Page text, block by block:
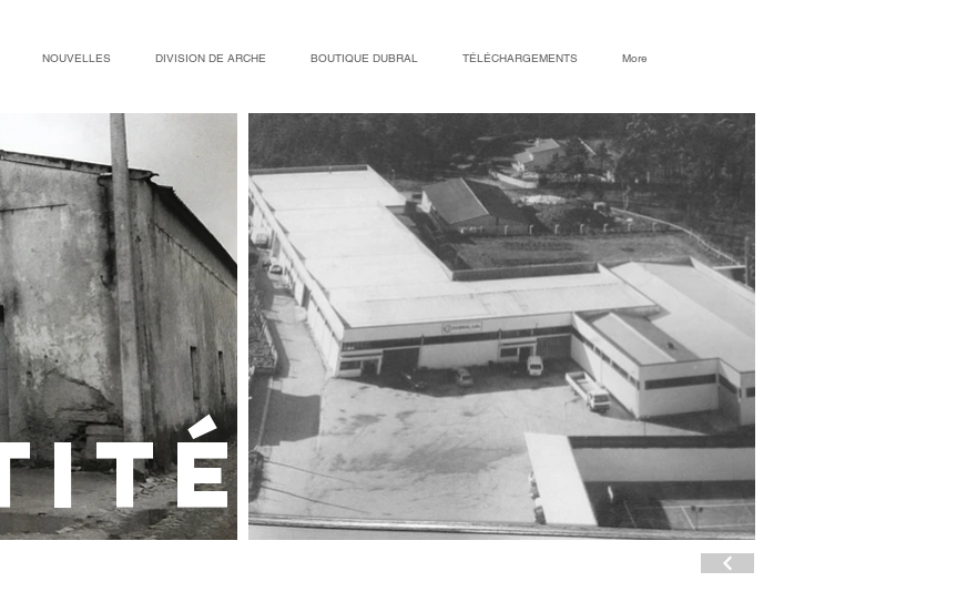
NOUVELLES DIVISION DE ARCHE BOUTIQUE DUBRAL TÉLÉCHARGEMENTS More
À propos de nous